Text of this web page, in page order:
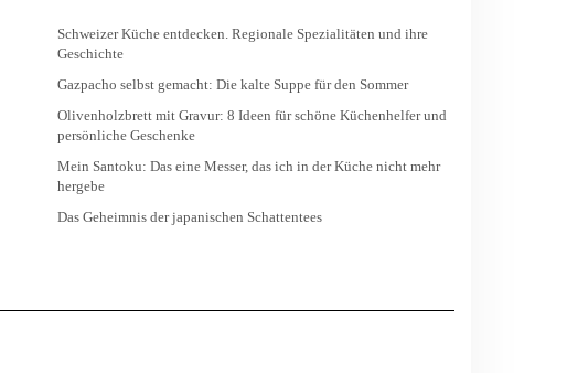
Schweizer Küche entdecken. Regionale Spezialitäten und ihre
Geschichte
Gazpacho selbst gemacht: Die kalte Suppe für den Sommer
Olivenholzbrett mit Gravur: 8 Ideen für schöne Küchenhelfer und
persönliche Geschenke
Mein Santoku: Das eine Messer, das ich in der Küche nicht mehr
hergebe
Das Geheimnis der japanischen Schattentees